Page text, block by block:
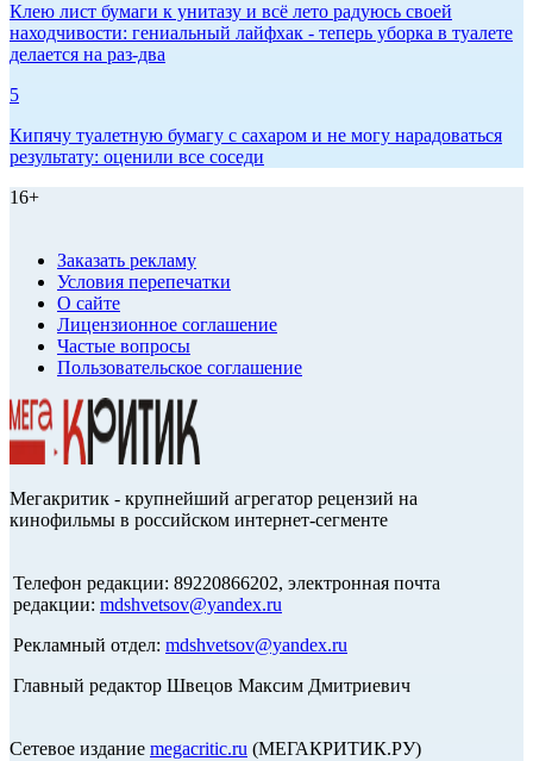
Клею лист бумаги к унитазу и всё лето радуюсь своей
находчивости: гениальный лайфхак - теперь уборка в туалете
делается на раз-два
5
Кипячу туалетную бумагу с сахаром и не могу нарадоваться
результату: оценили все соседи
16+
Заказать рекламу
Условия перепечатки
О сайте
Лицензионное соглашение
Частые вопросы
Пользовательское соглашение
Мегакритик - крупнейший агрегатор рецензий на
кинофильмы в российском интернет-сегменте
Телефон редакции: 89220866202, электронная почта
редакции: mdshvetsov@yandex.ru
Рекламный отдел: mdshvetsov@yandex.ru
Главный редактор Швецов Максим Дмитриевич
Сетевое издание megacritic.ru (МЕГАКРИТИК.РУ)